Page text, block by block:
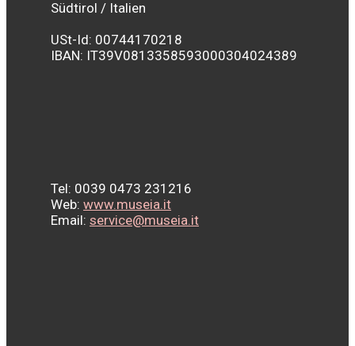
Südtirol / Italien
USt-Id: 00744170218
IBAN: IT39V0813358593000304024389
Tel: 0039 0473 231216
Web: www.museia.it
Email: service@museia.it